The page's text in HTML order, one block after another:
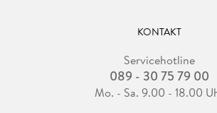
KONTAKT
Servicehotline
089 - 30 75 79 00
Mo. - Sa. 9.00 - 18.00